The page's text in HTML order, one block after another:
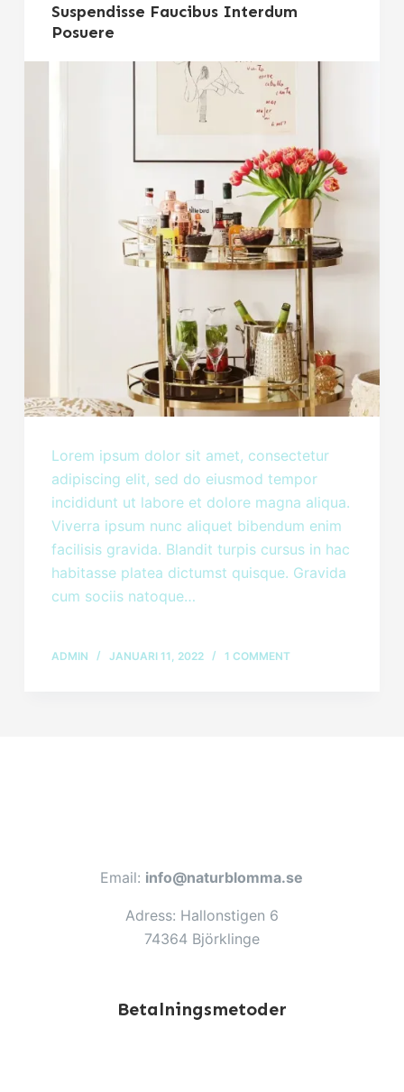
Suspendisse Faucibus Interdum
Posuere
Lorem ipsum dolor sit amet, consectetur
adipiscing elit, sed do eiusmod tempor
incididunt ut labore et dolore magna aliqua.
Viverra ipsum nunc aliquet bibendum enim
facilisis gravida. Blandit turpis cursus in hac
habitasse platea dictumst quisque. Gravida
cum sociis natoque…
ADMIN JANUARI 11, 2022 1 COMMENT
Email: info@naturblomma.se
Adress: Hallonstigen 6
74364 Björklinge
Betalningsmetoder